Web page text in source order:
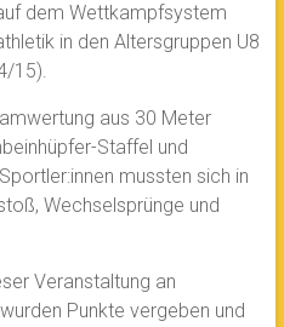
dem Wettkampfsystem
in den Altersgruppen U8
15).
aus 30 Meter
Staffel und
mussten sich in
Wechselsprünge und
Veranstaltung an
Punkte vergeben und